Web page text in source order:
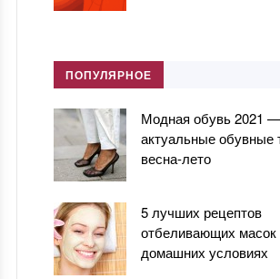
ПОПУЛЯРНОЕ
Модная обувь 2021 —
актуальные обувные
весна-лето
5 лучших рецептов
отбеливающих масок
домашних условиях